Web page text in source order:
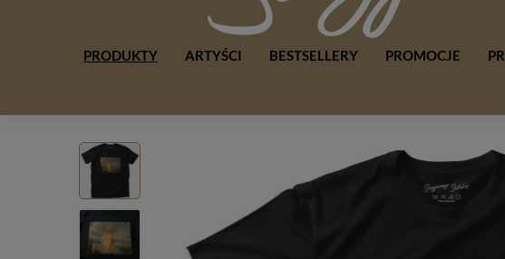
PRODUKTY ARTYŚCI BESTSELLERY PROMOCJE